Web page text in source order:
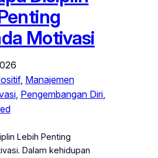
Motivasi
, Manajemen
, Pengembangan Diri
Lebih Penting
Dalam kehidupan